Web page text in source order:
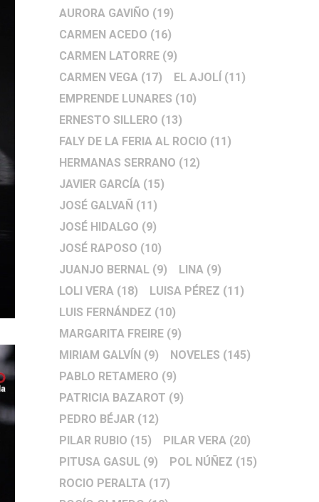
AURORA GAVIÑO (19)
CARMEN ACEDO (16)
CARMEN LATORRE (9)
CARMEN VEGA (17) EL AJOLÍ (11)
EMPRENDE LUNARES (10)
ERNESTO SILLERO (13)
FALY DE LA FERIA AL ROCIO (11)
HERMANAS SERRANO (12)
JAVIER GARCÍA (15)
JOSÉ GALVAÑ (11)
JOSÉ HIDALGO (9)
JOSÉ RAPOSO (10)
JUANJO BERNAL (9) LINA (9)
LOLI VERA (18) LUISA PÉREZ (11)
LUIS FERNÁNDEZ (10)
MARGARITA FREIRE (9)
MIRIAM GALVÍN (9) NOVELES (145)
PABLO RETAMERO (9)
PATRICIA BAZAROT (9)
PEDRO BÉJAR (12)
PILAR RUBIO (15) PILAR VERA (20)
PITUSA GASUL (9) POL NÚÑEZ (15)
ROCIO PERALTA (17)